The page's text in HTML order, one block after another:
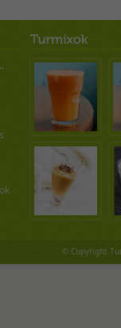
© Copyright